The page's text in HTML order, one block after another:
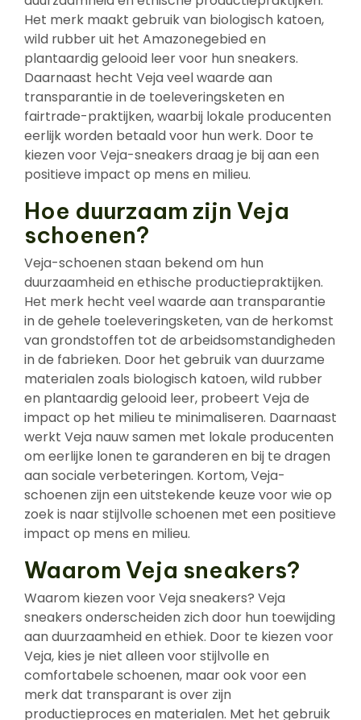
Het merk maakt gebruik van biologisch katoen,
wild rubber uit het Amazonegebied en
plantaardig gelooid leer voor hun sneakers.
Daarnaast hecht Veja veel waarde aan
transparantie in de toeleveringsketen en
fairtrade-praktijken, waarbij lokale producenten
eerlijk worden betaald voor hun werk. Door te
kiezen voor Veja-sneakers draag je bij aan een
positieve impact op mens en milieu.
Hoe duurzaam zijn Veja
schoenen?
Veja-schoenen staan bekend om hun
duurzaamheid en ethische productiepraktijken.
Het merk hecht veel waarde aan transparantie
in de gehele toeleveringsketen, van de herkomst
van grondstoffen tot de arbeidsomstandigheden
in de fabrieken. Door het gebruik van duurzame
materialen zoals biologisch katoen, wild rubber
en plantaardig gelooid leer, probeert Veja de
impact op het milieu te minimaliseren. Daarnaast
werkt Veja nauw samen met lokale producenten
om eerlijke lonen te garanderen en bij te dragen
aan sociale verbeteringen. Kortom, Veja-
schoenen zijn een uitstekende keuze voor wie op
zoek is naar stijlvolle schoenen met een positieve
impact op mens en milieu.
Waarom Veja sneakers?
Waarom kiezen voor Veja sneakers? Veja
sneakers onderscheiden zich door hun toewijding
aan duurzaamheid en ethiek. Door te kiezen voor
Veja, kies je niet alleen voor stijlvolle en
comfortabele schoenen, maar ook voor een
merk dat transparant is over zijn
productieproces en materialen. Met het gebruik